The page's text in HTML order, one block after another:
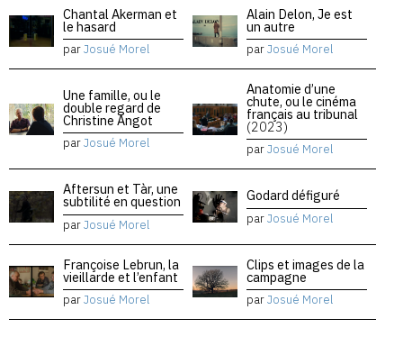
Chantal Akerman et
le hasard
parJosué Morel
Alain Delon, Je est
un autre
parJosué Morel
Une famille, ou le
double regard de
Christine Angot
parJosué Morel
Anatomie d’une
chute, ou le cinéma
français au tribunal
(2023)
parJosué Morel
Aftersun et Tàr, une
subtilité en question
parJosué Morel
Godard défiguré
parJosué Morel
Françoise Lebrun, la
vieillarde et l’enfant
parJosué Morel
Clips et images de la
campagne
parJosué Morel